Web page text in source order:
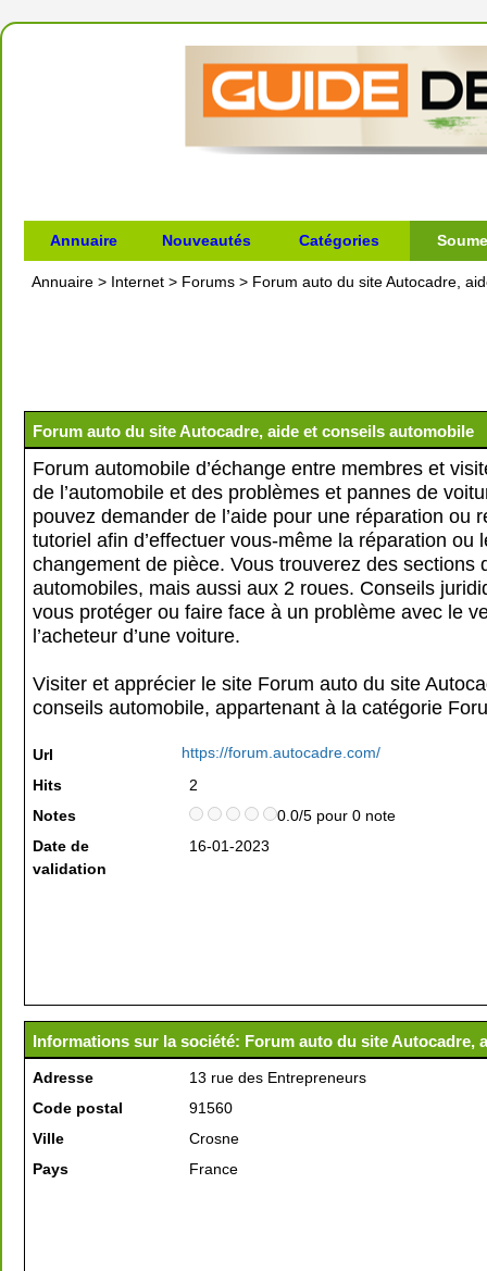
Annuaire Nouveautés Catégories
Annuaire > Internet > Forums > Forum auto du site Autocadre,
Forum auto du site Autocadre, aide et conseils automobile
Forum automobile d’échange entre membres et
de l’automobile et des problèmes et pannes de
pouvez demander de l’aide pour une réparation ou
tutoriel afin d’effectuer vous-même la réparation ou
changement de pièce. Vous trouverez des sections
automobiles, mais aussi aux 2 roues. Conseils
vous protéger ou faire face à un problème avec le
l’acheteur d’une voiture.
Visiter et apprécier le site Forum auto du site
conseils automobile, appartenant à la catégorie
Url
https://forum.autocadre.com/
Hits
2
Notes
0.0/5 pour 0 note
Date de
validation
16-01-2023
Informations sur la société: Forum auto du site Autocadre,
Adresse
13 rue des Entrepreneurs
Code postal
91560
Ville
Crosne
Pays
France